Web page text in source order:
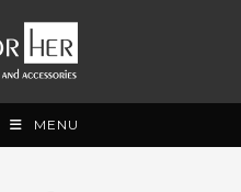
MENU